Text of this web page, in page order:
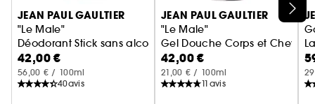
Ignorer le carrousel produits
JEAN PAUL GAULTIER
"Le Male"
Déodorant Stick sans alcool
42,00 €
56,00 € / 100ml
40avis
JEAN PAUL GAULTIER
"Le Male"
Gel Douche Corps et Cheveux
42,00 €
21,00 € / 100ml
11 avis